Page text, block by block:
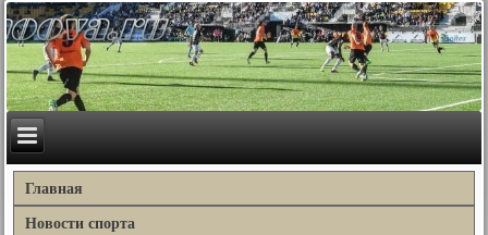
Главная
Новости спорта